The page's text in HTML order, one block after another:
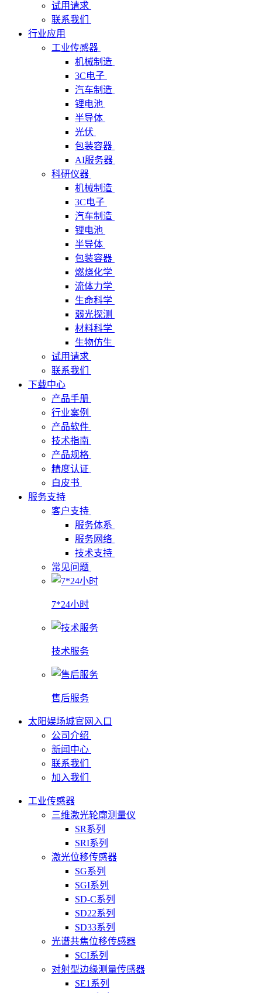
试用请求
联系我们
行业应用
工业传感器
机械制造
3C电子
汽车制造
锂电池
半导体
光伏
包装容器
AI服务器
科研仪器
机械制造
3C电子
汽车制造
锂电池
半导体
包装容器
燃烧化学
流体力学
生命科学
弱光探测
材料科学
生物仿生
试用请求
联系我们
下载中心
产品手册
行业案例
产品软件
技术指南
产品规格
精度认证
白皮书
服务支持
客户支持
服务体系
服务网络
技术支持
常见问题
7*24小时
技术服务
售后服务
太阳娱场城官网入口
公司介绍
新闻中心
联系我们
加入我们
工业传感器
三维激光轮廓测量仪
SR系列
SRI系列
激光位移传感器
SG系列
SGI系列
SD-C系列
SD22系列
SD33系列
光谱共焦位移传感器
SCI系列
对射型边缘测量传感器
SE1系列